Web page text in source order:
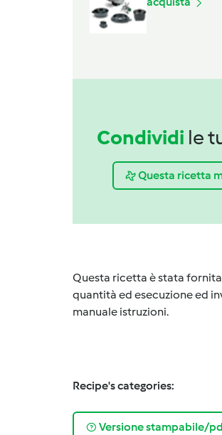
Condividi le
Questa ricetta
Questa ricetta è stata
quantità ed esecuzione ed
manuale istruzioni.
Recipe's categories:
Versione stampabile/